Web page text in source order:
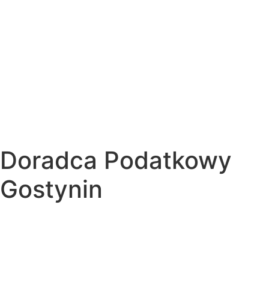
Doradca Podatkowy
Gostynin